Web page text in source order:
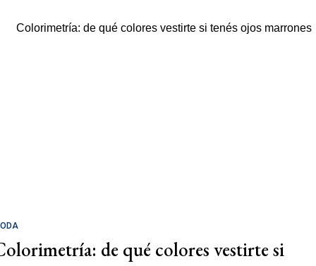
de qué colores vestirte si